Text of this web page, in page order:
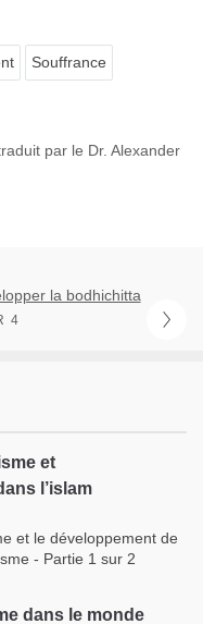
Souffrance
par le Dr. Alexander
la bodhichitta
4
et
l’islam
et le développement de
- Partie 1 sur 2
dans le monde